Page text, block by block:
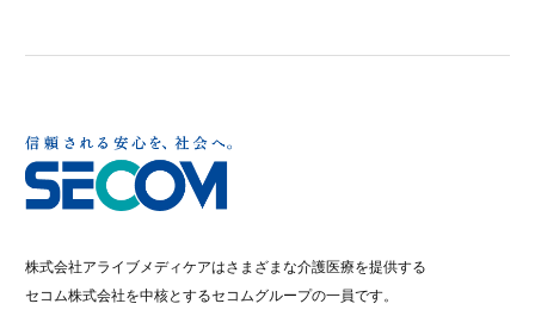
株式会社アライブメディケアはさまざまな介護医療を提供する
セコム株式会社を中核とするセコムグループの一員です。